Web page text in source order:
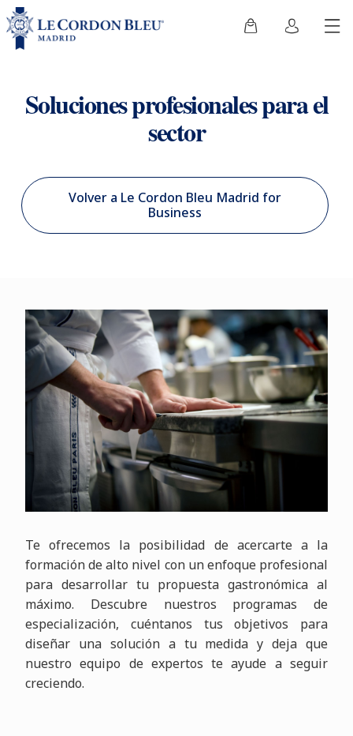
Soluciones profesionales para el
sector
Volver a Le Cordon Bleu Madrid for
Business
Te ofrecemos la posibilidad de acercarte a la
formación de alto nivel con un enfoque profesional
para desarrollar tu propuesta gastronómica al
máximo. Descubre nuestros programas de
especialización, cuéntanos tus objetivos para
diseñar una solución a tu medida y deja que
nuestro equipo de expertos te ayude a seguir
creciendo.